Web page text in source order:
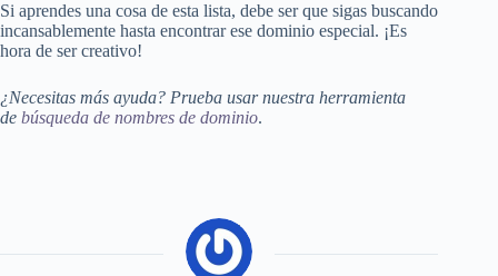
Si aprendes una cosa de esta lista, debe ser que sigas buscando
incansablemente hasta encontrar ese dominio especial. ¡Es
hora de ser creativo!
¿Necesitas más ayuda? Prueba usar nuestra herramienta
de búsqueda de nombres de dominio.